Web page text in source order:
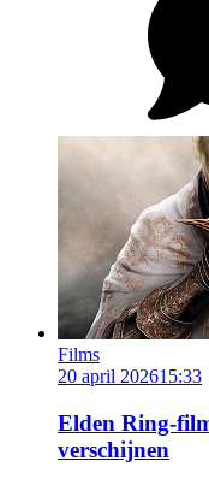
Films
20 april 202615:33
Elden Ring-
verschijnen